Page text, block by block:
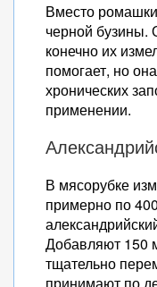
Вместо
черной
конечно их
помогает, но
хронических
применении.
В мясорубке
примерно по
Добавляют 150
тщательно